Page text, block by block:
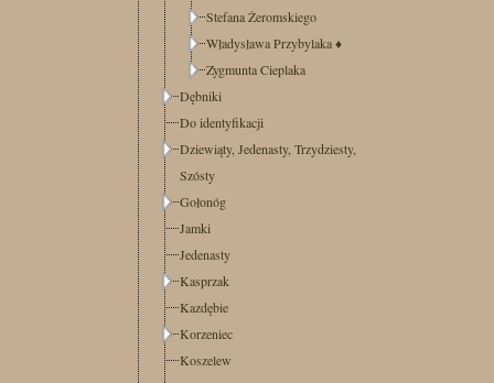
Stefana Żeromskiego
Władysława Przybylaka♦
Zygmunta Cieplaka
Dębniki
Do identyfikacji
Dziewiąty, Jedenasty, Trzydziesty,
Szósty
Gołonóg
Jamki
Jedenasty
Kasprzak
Kazdębie
Korzeniec
Koszelew